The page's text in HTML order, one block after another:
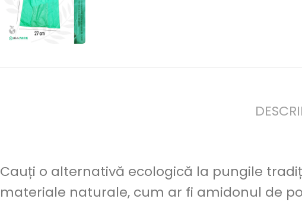
Cauți o alternativă ecologică la pungile
materiale naturale, cum ar fi amidonul de